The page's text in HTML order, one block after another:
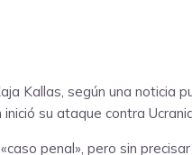
Kallas, según una
su ataque contra
penal», pero sin